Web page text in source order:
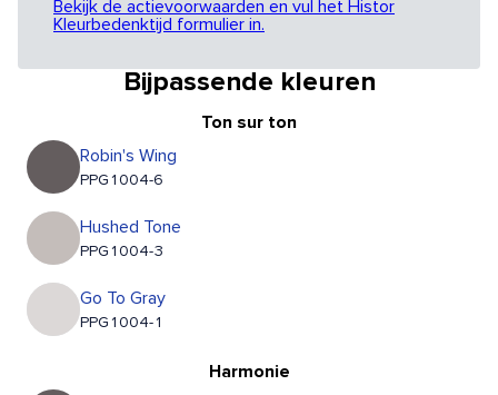
Bekijk de actievoorwaarden en vul het Histor
Kleurbedenktijd formulier in.
Bijpassende kleuren
Ton sur ton
Robin's Wing
PPG1004-6
Hushed Tone
PPG1004-3
Go To Gray
PPG1004-1
Harmonie